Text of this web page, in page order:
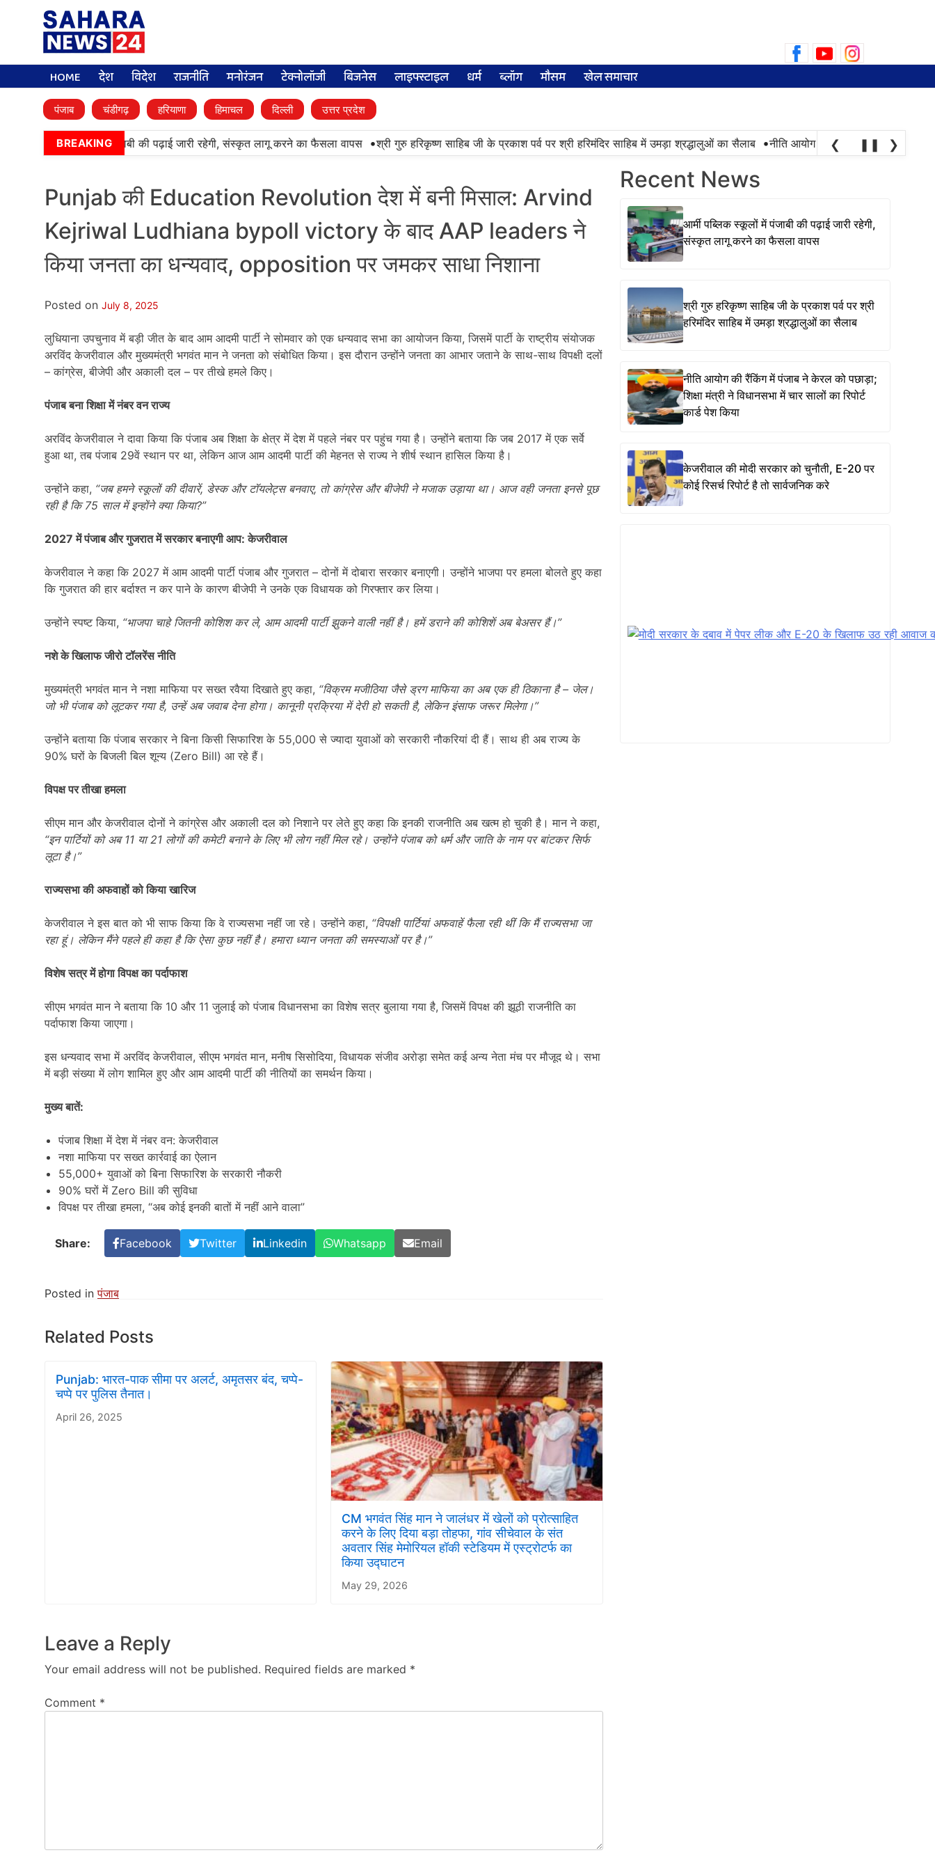
for:
HOME देश विदेश राजनीति मनोरंजन टेक्नोलॉजी बिजनेस लाइफ्स्टाइल धर्म ब्लॉग मौसम खेल समाचार
पंजाब चंडीगढ़ हरियाणा हिमाचल दिल्ली उत्तर प्रदेश
BREAKING
आर्मी पब्लिक स्कूलों में पंजाबी की पढ़ाई जारी रहेगी, संस्कृत लागू करने का फैसला वापस •श्री गुरु हरिकृष्ण साहिब जी के प्रकाश पर्व पर श्री हरिमंदिर साहिब में उमड़ा श्रद्धालुओं का सैलाब •नीति आयोग की रैंकिंग में पंजाब ने केरल को
❮ ❚❚ ❯
Punjab की Education Revolution देश में बनी मिसाल: Arvind
Kejriwal Ludhiana bypoll victory के बाद AAP leaders ने
किया जनता का धन्यवाद, opposition पर जमकर साधा निशाना
Posted on July 8, 2025
लुधियाना उपचुनाव में बड़ी जीत के बाद आम आदमी पार्टी ने सोमवार को एक धन्यवाद सभा का आयोजन किया, जिसमें पार्टी के राष्ट्रीय संयोजक
अरविंद केजरीवाल और मुख्यमंत्री भगवंत मान ने जनता को संबोधित किया। इस दौरान उन्होंने जनता का आभार जताने के साथ-साथ विपक्षी दलों
– कांग्रेस, बीजेपी और अकाली दल – पर तीखे हमले किए।
पंजाब बना शिक्षा में नंबर वन राज्य
अरविंद केजरीवाल ने दावा किया कि पंजाब अब शिक्षा के क्षेत्र में देश में पहले नंबर पर पहुंच गया है। उन्होंने बताया कि जब 2017 में एक सर्वे
हुआ था, तब पंजाब 29वें स्थान पर था, लेकिन आज आम आदमी पार्टी की मेहनत से राज्य ने शीर्ष स्थान हासिल किया है।
उन्होंने कहा, “जब हमने स्कूलों की दीवारें, डेस्क और टॉयलेट्स बनवाए, तो कांग्रेस और बीजेपी ने मजाक उड़ाया था। आज वही जनता इनसे पूछ
रही है कि 75 साल में इन्होंने क्या किया?”
2027में पंजाब और गुजरात में सरकार बनाएगी आप: केजरीवाल
केजरीवाल ने कहा कि 2027 में आम आदमी पार्टी पंजाब और गुजरात – दोनों में दोबारा सरकार बनाएगी। उन्होंने भाजपा पर हमला बोलते हुए कहा
कि गुजरात की हार बर्दाश्त न कर पाने के कारण बीजेपी ने उनके एक विधायक को गिरफ्तार कर लिया।
उन्होंने स्पष्ट किया, “भाजपा चाहे जितनी कोशिश कर ले, आम आदमी पार्टी झुकने वाली नहीं है। हमें डराने की कोशिशें अब बेअसर हैं।”
नशे के खिलाफ जीरो टॉलरेंस नीति
मुख्यमंत्री भगवंत मान ने नशा माफिया पर सख्त रवैया दिखाते हुए कहा, “विक्रम मजीठिया जैसे ड्रग माफिया का अब एक ही ठिकाना है – जेल।
जो भी पंजाब को लूटकर गया है, उन्हें अब जवाब देना होगा। कानूनी प्रक्रिया में देरी हो सकती है, लेकिन इंसाफ जरूर मिलेगा।”
उन्होंने बताया कि पंजाब सरकार ने बिना किसी सिफारिश के 55,000 से ज्यादा युवाओं को सरकारी नौकरियां दी हैं। साथ ही अब राज्य के
90% घरों के बिजली बिल शून्य (Zero Bill) आ रहे हैं।
विपक्ष पर तीखा हमला
सीएम मान और केजरीवाल दोनों ने कांग्रेस और अकाली दल को निशाने पर लेते हुए कहा कि इनकी राजनीति अब खत्म हो चुकी है। मान ने कहा,
“इन पार्टियों को अब 11 या 21 लोगों की कमेटी बनाने के लिए भी लोग नहीं मिल रहे। उन्होंने पंजाब को धर्म और जाति के नाम पर बांटकर सिर्फ
लूटा है।”
राज्यसभा की अफवाहों को किया खारिज
केजरीवाल ने इस बात को भी साफ किया कि वे राज्यसभा नहीं जा रहे। उन्होंने कहा, “विपक्षी पार्टियां अफवाहें फैला रही थीं कि मैं राज्यसभा जा
रहा हूं। लेकिन मैंने पहले ही कहा है कि ऐसा कुछ नहीं है। हमारा ध्यान जनता की समस्याओं पर है।”
विशेष सत्र में होगा विपक्ष का पर्दाफाश
सीएम भगवंत मान ने बताया कि 10 और 11 जुलाई को पंजाब विधानसभा का विशेष सत्र बुलाया गया है, जिसमें विपक्ष की झूठी राजनीति का
पर्दाफाश किया जाएगा।
इस धन्यवाद सभा में अरविंद केजरीवाल, सीएम भगवंत मान, मनीष सिसोदिया, विधायक संजीव अरोड़ा समेत कई अन्य नेता मंच पर मौजूद थे। सभा
में बड़ी संख्या में लोग शामिल हुए और आम आदमी पार्टी की नीतियों का समर्थन किया।
मुख्य बातें:
पंजाब शिक्षा में देश में नंबर वन: केजरीवाल
नशा माफिया पर सख्त कार्रवाई का ऐलान
55,000+ युवाओं को बिना सिफारिश के सरकारी नौकरी
90% घरों में Zero Bill की सुविधा
विपक्ष पर तीखा हमला, “अब कोई इनकी बातों में नहीं आने वाला”
Share: Facebook Twitter Linkedin Whatsapp Email
Posted inपंजाब
Related Posts
Punjab: भारत-पाक सीमा पर अलर्ट, अमृतसर बंद, चप्पे-
चप्पे पर पुलिस तैनात।
April 26, 2025
CM भगवंत सिंह मान ने जालंधर में खेलों को प्रोत्साहित
करने के लिए दिया बड़ा तोहफा, गांव सीचेवाल के संत
अवतार सिंह मेमोरियल हॉकी स्टेडियम में एस्ट्रोटर्फ का
किया उद्घाटन
May 29, 2026
Leave a Reply
Your email address will not be published. Required fields are marked *
Comment *
Recent News
आर्मी पब्लिक स्कूलों में पंजाबी की पढ़ाई जारी रहेगी,
संस्कृत लागू करने का फैसला वापस
श्री गुरु हरिकृष्ण साहिब जी के प्रकाश पर्व पर श्री
हरिमंदिर साहिब में उमड़ा श्रद्धालुओं का सैलाब
नीति आयोग की रैंकिंग में पंजाब ने केरल को पछाड़ा;
शिक्षा मंत्री ने विधानसभा में चार सालों का रिपोर्ट
कार्ड पेश किया
केजरीवाल की मोदी सरकार को चुनौती, E-20 पर
कोई रिसर्च रिपोर्ट है तो सार्वजनिक करे